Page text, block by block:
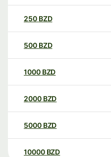
250 BZD
500 BZD
1000 BZD
2000 BZD
5000 BZD
10000 BZD